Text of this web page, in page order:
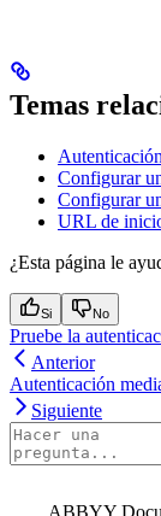
Temas
Autenticación
Configurar
Configurar
URL de
¿Esta página le
Si No
Pruebe la
Anterior
Autenticación
Siguiente
ABBYY